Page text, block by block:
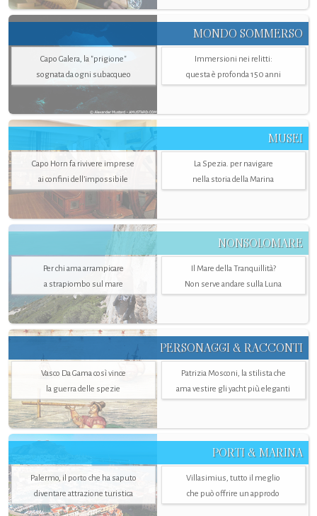
MONDO SOMMERSO
Capo Galera, la "prigione"
sognata da ogni subacqueo
Immersioni nei relitti:
questa è profonda 150 anni
MUSEI
Capo Horn fa rivivere imprese
ai confini dell’impossibile
La Spezia. per navigare
nella storia della Marina
NONSOLOMARE
Per chi ama arrampicare
a strapiombo sul mare
Il Mare della Tranquillità?
Non serve andare sulla Luna
PERSONAGGI & RACCONTI
Vasco Da Gama così vince
la guerra delle spezie
Patrizia Mosconi, la stilista che
ama vestire gli yacht più eleganti
PORTI & MARINA
Palermo, il porto che ha saputo
diventare attrazione turistica
Villasimius, tutto il meglio
che può offrire un approdo